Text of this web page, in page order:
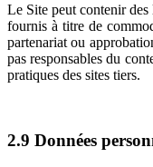
Le Site peut contenir des
fournis à titre de
partenariat ou
pas responsables du
pratiques des sites tiers.
2.9 Données